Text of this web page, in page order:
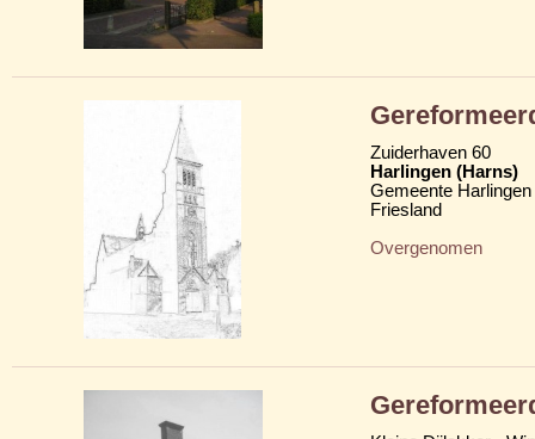
Zuiderhaven 60
Harlingen (Harns)
Gemeente Harlingen
Friesland
Overgenomen